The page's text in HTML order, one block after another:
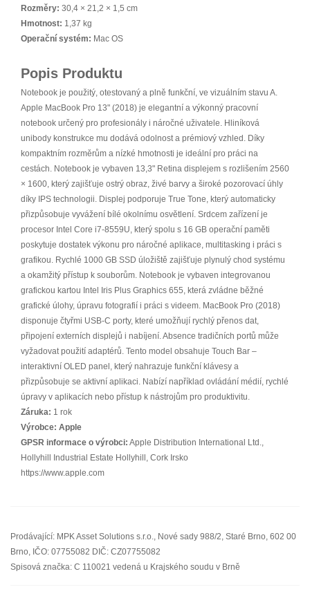
Rozměry: 30,4 × 21,2 × 1,5 cm
Hmotnost: 1,37 kg
Operační systém: Mac OS
Popis Produktu
Notebook je použitý, otestovaný a plně funkční, ve vizuálním stavu A.
Apple MacBook Pro 13" (2018) je elegantní a výkonný pracovní
notebook určený pro profesionály i náročné uživatele. Hliníková
unibody konstrukce mu dodává odolnost a prémiový vzhled. Díky
kompaktním rozměrům a nízké hmotnosti je ideální pro práci na
cestách. Notebook je vybaven 13,3" Retina displejem s rozlišením 2560
× 1600, který zajišťuje ostrý obraz, živé barvy a široké pozorovací úhly
díky IPS technologii. Displej podporuje True Tone, který automaticky
přizpůsobuje vyvážení bílé okolnímu osvětlení. Srdcem zařízení je
procesor Intel Core i7-8559U, který spolu s 16 GB operační paměti
poskytuje dostatek výkonu pro náročné aplikace, multitasking i práci s
grafikou. Rychlé 1000 GB SSD úložiště zajišťuje plynulý chod systému
a okamžitý přístup k souborům. Notebook je vybaven integrovanou
grafickou kartou Intel Iris Plus Graphics 655, která zvládne běžné
grafické úlohy, úpravu fotografií i práci s videem. MacBook Pro (2018)
disponuje čtyřmi USB-C porty, které umožňují rychlý přenos dat,
připojení externích displejů i nabíjení. Absence tradičních portů může
vyžadovat použití adaptérů. Tento model obsahuje Touch Bar –
interaktivní OLED panel, který nahrazuje funkční klávesy a
přizpůsobuje se aktivní aplikaci. Nabízí například ovládání médií, rychlé
úpravy v aplikacích nebo přístup k nástrojům pro produktivitu.
Záruka: 1 rok
Výrobce: Apple
GPSR informace o výrobci: Apple Distribution International Ltd.,
Hollyhill Industrial Estate Hollyhill, Cork Irsko
https://www.apple.com
Prodávající: MPK Asset Solutions s.r.o., Nové sady 988/2, Staré Brno, 602 00
Brno, IČO: 07755082 DIČ: CZ07755082
Spisová značka: C 110021 vedená u Krajského soudu v Brně